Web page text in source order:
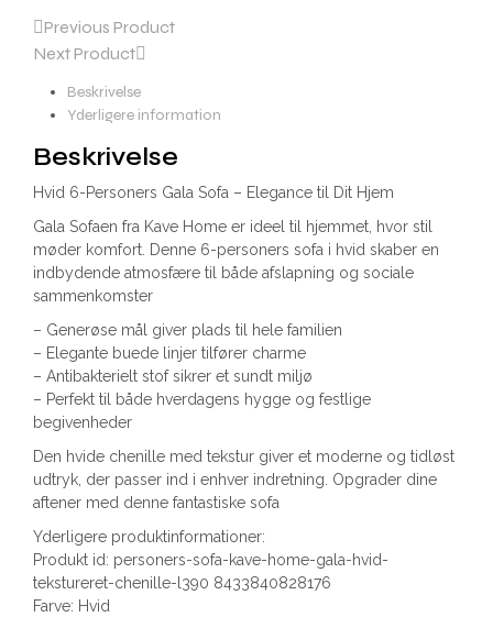
Previous Product
Next Product
Beskrivelse
Yderligere information
Beskrivelse
Hvid 6-Personers Gala Sofa – Elegance til Dit Hjem
Gala Sofaen fra Kave Home er ideel til hjemmet, hvor stil
møder komfort. Denne 6-personers sofa i hvid skaber en
indbydende atmosfære til både afslapning og sociale
sammenkomster
– Generøse mål giver plads til hele familien
– Elegante buede linjer tilfører charme
– Antibakterielt stof sikrer et sundt miljø
– Perfekt til både hverdagens hygge og festlige
begivenheder
Den hvide chenille med tekstur giver et moderne og tidløst
udtryk, der passer ind i enhver indretning. Opgrader dine
aftener med denne fantastiske sofa
Yderligere produktinformationer:
Produkt id: personers-sofa-kave-home-gala-hvid-
tekstureret-chenille-l390 8433840828176
Farve: Hvid